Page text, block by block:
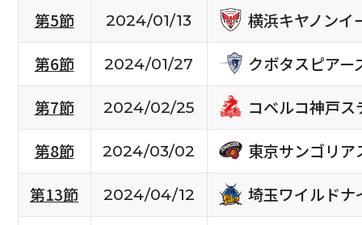
第5節
2024/01/13
横浜キヤノンイ
第6節
2024/01/27
クボタスピアー
第7節
2024/02/25
コベルコ神戸ス
第8節
2024/03/02
東京サンゴリア
第13節
2024/04/12
埼玉ワイルドナ